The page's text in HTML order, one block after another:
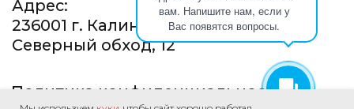
вам. Напишите нам, если у
Вас появятся вопросы.